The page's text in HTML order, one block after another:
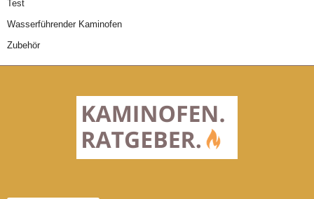
Test
Wasserführender Kaminofen
Zubehör